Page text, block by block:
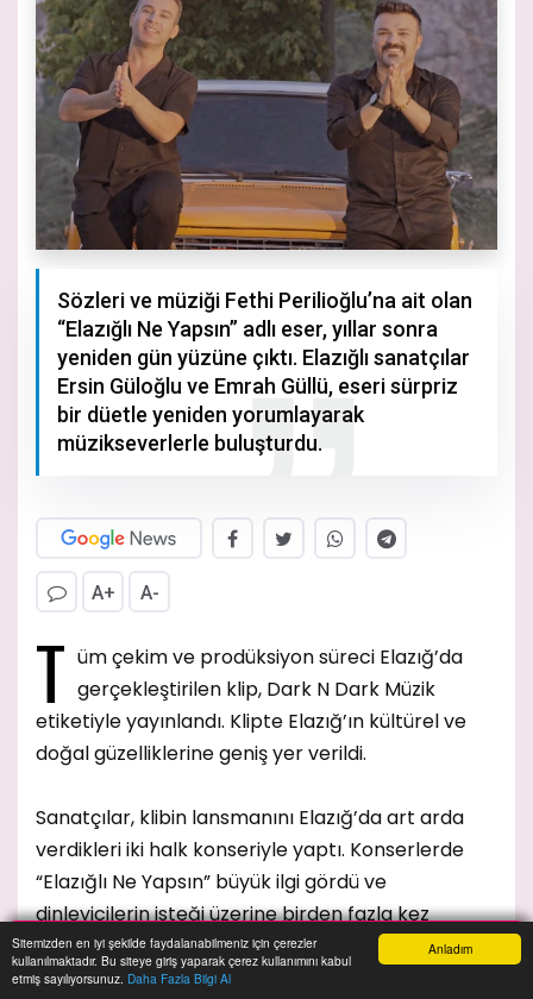
Anladım
Sitemizden en iyi şekilde faydalanabilmeniz için çerezler
kullanılmaktadır. Bu siteye giriş yaparak çerez kullanımını kabul
etmiş sayılıyorsunuz. Daha Fazla Bilgi Al
Sözleri ve müziği Fethi Perilioğlu’na ait olan
“Elazığlı Ne Yapsın” adlı eser, yıllar sonra
yeniden gün yüzüne çıktı. Elazığlı sanatçılar
Ersin Güloğlu ve Emrah Güllü, eseri sürpriz
bir düetle yeniden yorumlayarak
müzikseverlerle buluşturdu.
A+ A-
T üm çekim ve prodüksiyon süreci Elazığ’da
gerçekleştirilen klip, Dark N Dark Müzik
etiketiyle yayınlandı. Klipte Elazığ’ın kültürel ve
doğal güzelliklerine geniş yer verildi.
Sanatçılar, klibin lansmanını Elazığ’da art arda
verdikleri iki halk konseriyle yaptı. Konserlerde
“Elazığlı Ne Yapsın” büyük ilgi gördü ve
dinleyicilerin isteği üzerine birden fazla kez
seslendirildi. Aynı gün klip de izleyiciyle buluştu.
Anasayfa Yazarlar Haber Ara İhbar Hattı Menu